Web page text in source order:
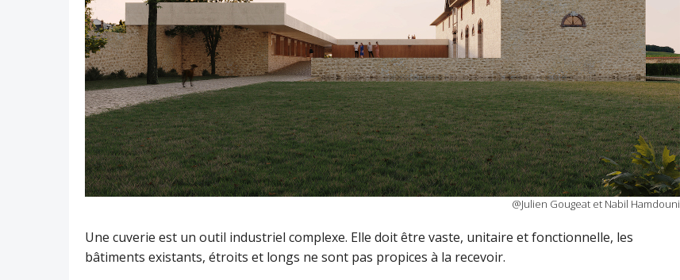
@Julien Gougeat et Nabil Hamdouni
Une cuverie est un outil industriel complexe. Elle doit être vaste, unitaire et fonctionnelle, les
bâtiments existants, étroits et longs ne sont pas propices à la recevoir.